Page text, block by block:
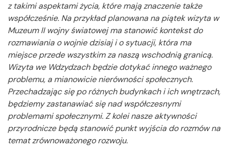
z takimi aspektami życia, które mają znaczenie także
współcześnie. Na przykład planowana na piątek wizyta w
Muzeum II wojny światowej ma stanowić kontekst do
rozmawiania o wojnie dzisiaj i o sytuacji, która ma
miejsce przede wszystkim za naszą wschodnią granicą.
Wizyta we Wdzydzach będzie dotykać innego ważnego
problemu, a mianowicie nierówności społecznych.
Przechadzając się po różnych budynkach i ich wnętrzach,
będziemy zastanawiać się nad współczesnymi
problemami społecznymi. Z kolei nasze aktywności
przyrodnicze będą stanowić punkt wyjścia do rozmów na
temat zrównoważonego rozwoju.